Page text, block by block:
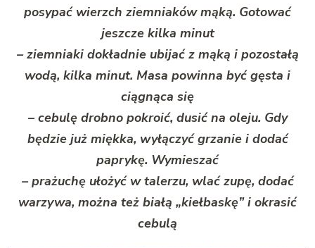
posypać wierzch ziemniaków mąką. Gotować
jeszcze kilka minut
– ziemniaki dokładnie ubijać z mąką i pozostałą
wodą, kilka minut. Masa powinna być gęsta i
ciągnąca się
– cebulę drobno pokroić, dusić na oleju. Gdy
będzie już miękka, wyłączyć grzanie i dodać
paprykę. Wymieszać
– prażuchę ułożyć w talerzu, wlać zupę, dodać
warzywa, można też białą „kiełbaskę” i okrasić
cebulą